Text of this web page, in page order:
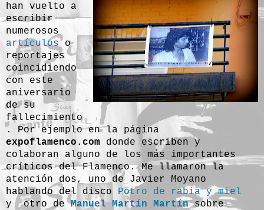
han vuelto a
escribir
numerosos
artículos o
reportajes
coincidiendo
con este
aniversario
de su
fallecimiento
. Por ejemplo en la página
expoflamenco.com donde escriben y
colaboran alguno de los más importantes
críticos del Flamenco. Me llamaron la
atención dos, uno de Javier Moyano
hablando del disco Potro de rabia y miel
y otro deManuel Martín Martínsobre